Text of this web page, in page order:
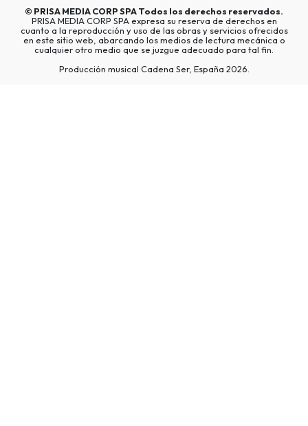
© PRISA MEDIA CORP SPATodos los derechos reservados.
PRISA MEDIA CORP SPA expresa su reserva de derechos en
cuanto a la reproducción y uso de las obras y servicios ofrecidos
en este sitio web, abarcando los medios de lectura mecánica o
cualquier otro medio que se juzgue adecuado para tal fin.
Producción musical Cadena Ser, España 2026.